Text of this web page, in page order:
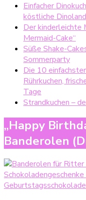
Einfacher
köstliche
Der kinderleichte
Mermaid-Cake“
Süße Shake-
Sommerparty
Die 10
Rührkuchen,
Tage
Strandkuchen –
„Happy
Banderolen